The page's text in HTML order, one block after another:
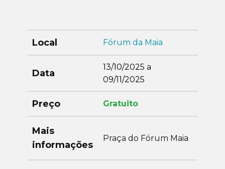
Local Fórum da Maia
Data
13/10/2025 a
09/11/2025
Preço Gratuito
Mais
informações
Praça do Fórum Maia